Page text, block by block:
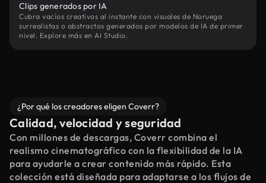
Clips generados por IA
Cubra vacíos creativos al instante con visuales de Noruega
surrealistas o abstractos generados por modelos de IA de primer
nivel. Explore más en AI Studio.
¿Por qué los creadores eligen Coverr?
Calidad, velocidad y seguridad
Con millones de descargas, Coverr combina el
realismo cinematográfico con la flexibilidad de la IA
para ayudarle a crear contenido más rápido. Esta
colección está diseñada para adaptarse a los flujos de